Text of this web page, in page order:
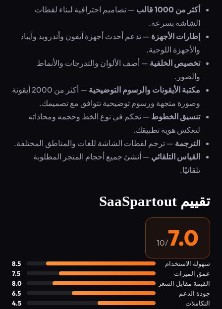
أكثر من 1000 قالب
— تصاميم احترافية لبناء لقطات
الشاشة بسرعة.
إطارات الأجهزة — تدعم أحدث أجهزة آيفون وأندرويد وآيباد
والأجهزة اللوحية.
تخصيص الخلفية — أضف الألوان والتدرجات والأنماط
والصور.
مكتبة الأيقونات والرسوم التوضيحية
— أكثر من 2000 أيقونة
وصورة متجهة ورسوم توضيحية تتوافق مع تصميمك.
تنسيق الخطوط — تحكم في نوع الخط وحجمه ومحاذاته
لتعكس هوية تطبيقك.
الترجمة — ترجم لقطات الشاشة للغات والمناطق المختلفة.
القياس التلقائي — أنشئ جميع أحجام المتجر المطلوبة
تلقائيًا.
تقييم SaaSpartout
7.0
/10
سهولة الاستخدام
8.5
عمق الميزات
7.5
القيمة مقابل السعر
8.0
جودة الدعم
6.5
التكاملات
4.5